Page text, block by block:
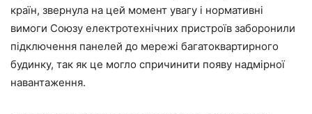
країн, звернула на цей момент увагу і нормативні
вимоги Союзу електротехнічних пристроїв заборонили
підключення панелей до мережі багатоквартирного
будинку, так як це могло спричинити появу надмірної
навантаження.